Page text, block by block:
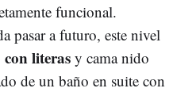
funcional.
pasar a futuro, este nivel
literasy cama nido
de un baño en suite con